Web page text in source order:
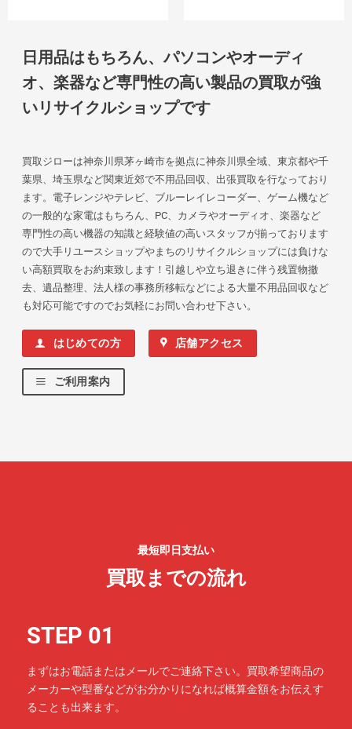
日用品はもちろん、パソコンやオーディ
オ、楽器など専門性の高い製品の買取が強
いリサイクルショップです
買取ジローは神奈川県茅ヶ崎市を拠点に神奈川県全域、東京都や千
葉県、埼玉県など関東近郊で不用品回収、出張買取を行なっており
ます。電子レンジやテレビ、ブルーレイレコーダー、ゲーム機など
の一般的な家電はもちろん、PC、カメラやオーディオ、楽器など
専門性の高い機器の知識と経験値の高いスタッフが揃っております
ので大手リユースショップやまちのリサイクルショップには負けな
い高額買取をお約束致します！引越しや立ち退きに伴う残置物撤
去、遺品整理、法人様の事務所移転などによる大量不用品回収など
も対応可能ですのでお気軽にお問い合わせ下さい。
はじめての方 店舗アクセス
ご利用案内
最短即日支払い
買取までの流れ
STEP 01
まずはお電話またはメールでご連絡下さい。買取希望商品の
メーカーや型番などがお分かりになれば概算金額をお伝えす
ることも出来ます。